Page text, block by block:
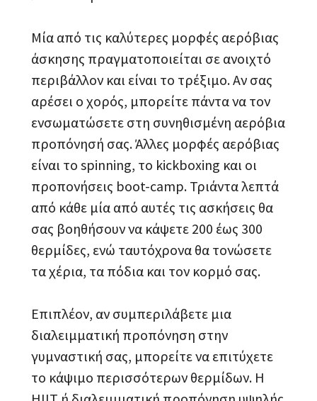
Μία από τις καλύτερες μορφές αερόβιας
άσκησης πραγματοποιείται σε ανοιχτό
περιβάλλον και είναι το τρέξιμο. Αν σας
αρέσει ο χορός, μπορείτε πάντα να τον
ενσωματώσετε στη συνηθισμένη αερόβια
προπόνησή σας. Άλλες μορφές αερόβιας
είναι το spinning, το kickboxing και οι
προπονήσεις boot-camp. Τριάντα λεπτά
από κάθε μία από αυτές τις ασκήσεις θα
σας βοηθήσουν να κάψετε 200 έως 300
θερμίδες, ενώ ταυτόχρονα θα τονώσετε
τα χέρια, τα πόδια και τον κορμό σας.
Επιπλέον, αν συμπεριλάβετε μια
διαλειμματική προπόνηση στην
γυμναστική σας, μπορείτε να επιτύχετε
το κάψιμο περισσότερων θερμίδων. Η